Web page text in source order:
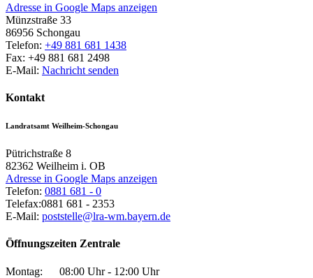
Adresse in Google Maps anzeigen
Münzstraße 33
86956 Schongau
Telefon: +49 881 681 1438
Fax: +49 881 681 2498
E-Mail: Nachricht senden
Kontakt
Landratsamt Weilheim-Schongau
Pütrichstraße 8
82362 Weilheim i. OB
Adresse in Google Maps anzeigen
Telefon: 0881 681 - 0
Telefax:0881 681 - 2353
E-Mail: poststelle@lra-wm.bayern.de
Öffnungszeiten Zentrale
Montag:
08:00 Uhr - 12:00 Uhr